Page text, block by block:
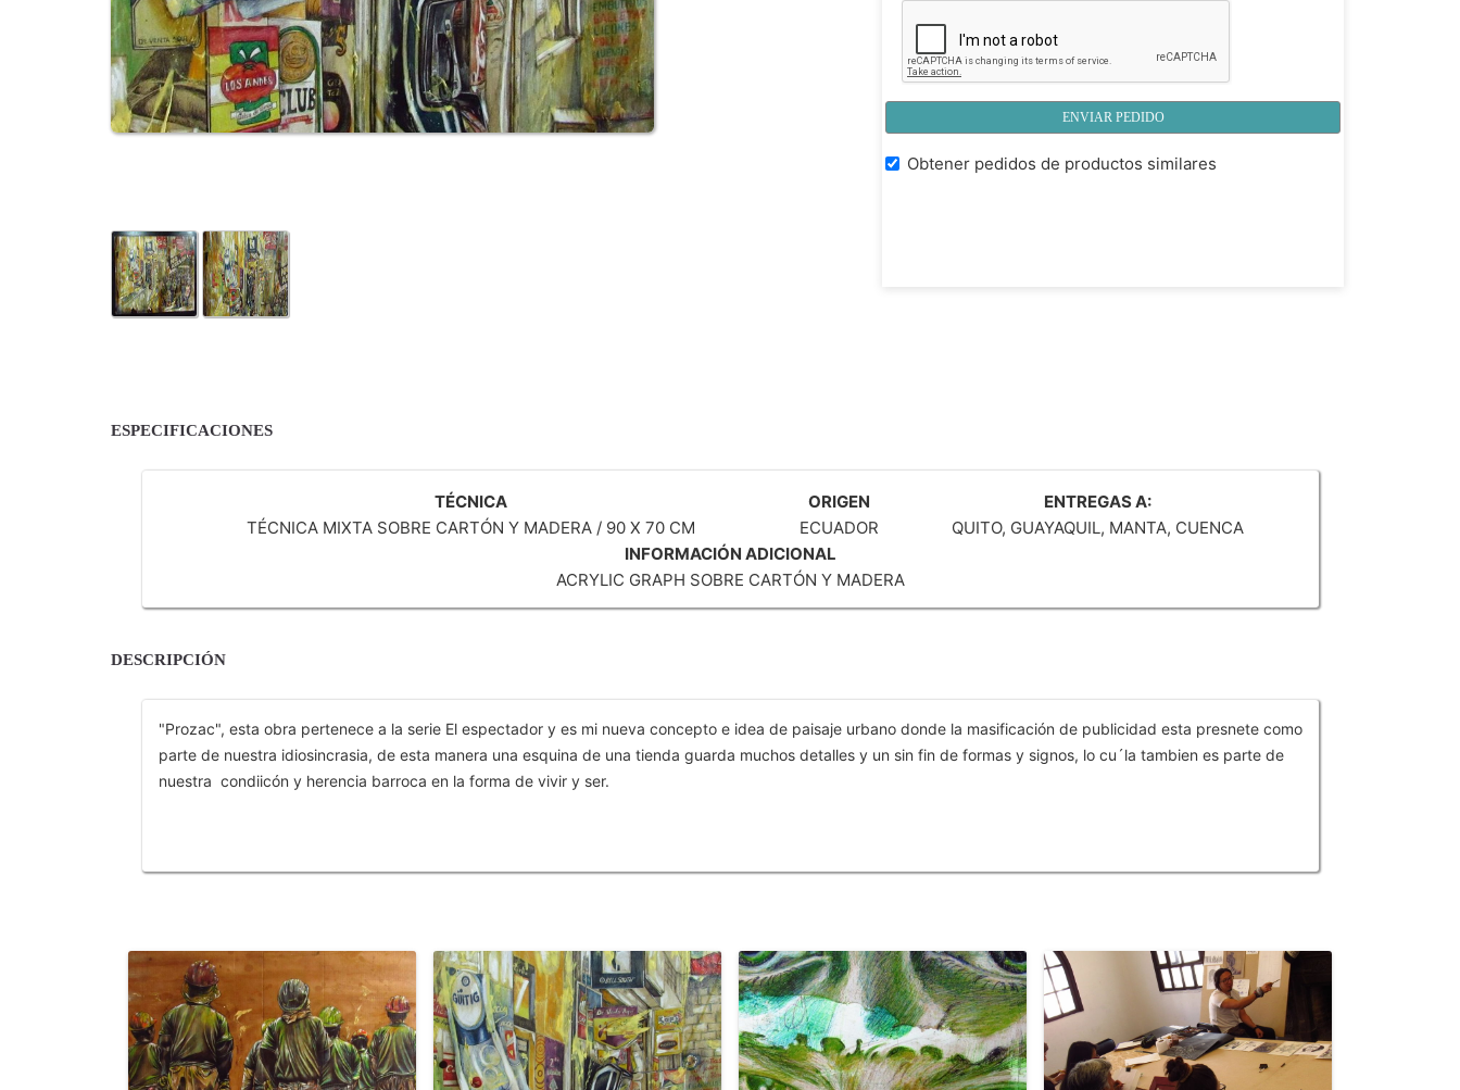
ENVIAR PEDIDO
Obtener pedidos de productos similares
ESPECIFICACIONES
TÉCNICA ORIGEN
ENTREGAS A:
TÉCNICA MIXTA SOBRE CARTÓN Y MADERA / 90 X 70 CM
ECUADOR
QUITO, GUAYAQUIL, MANTA, CUENCA
INFORMACIÓN ADICIONAL
ACRYLIC GRAPH SOBRE CARTÓN Y MADERA
DESCRIPCIÓN
"Prozac", esta obra pertenece a la serie El espectador y es mi nueva concepto e idea de paisaje urbano donde la masificación de publicidad esta presnete como
parte de nuestra idiosincrasia, de esta manera una esquina de una tienda guarda muchos detalles y un sin fin de formas y signos, lo cu´la tambien es parte de
nuestra condiicón y herencia barroca en la forma de vivir y ser.